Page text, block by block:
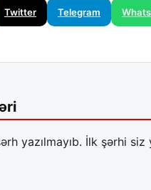
Twitter Telegram
yazılmayıb. İlk şərhi siz